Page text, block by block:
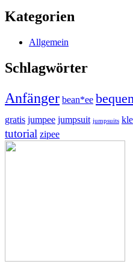
Kategorien
Allgemein
Schlagwörter
Anfänger bean*ee
gratis jumpee jumpsuit jumpsuits
tutorial zipee